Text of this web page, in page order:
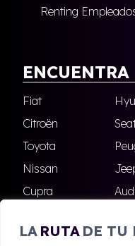
LA RUTA DE TU
Renting
Fiat
Citroën
Toyota
Nissan
Cupra
Audi
Skoda